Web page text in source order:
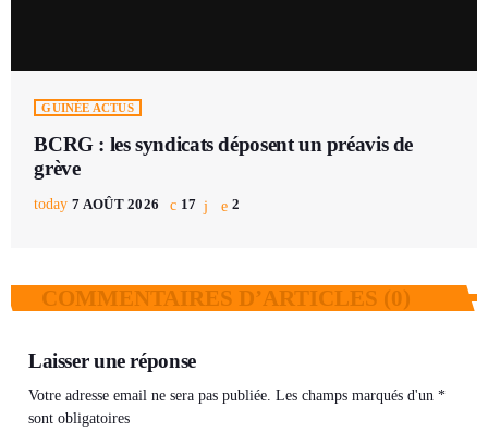
GUINÉE ACTUS
BCRG : les syndicats déposent un préavis de
grève
today 7 AOÛT 2026 17 2
COMMENTAIRES D’ARTICLES (0)
Laisser une réponse
Votre adresse email ne sera pas publiée. Les champs marqués d'un *
sont obligatoires